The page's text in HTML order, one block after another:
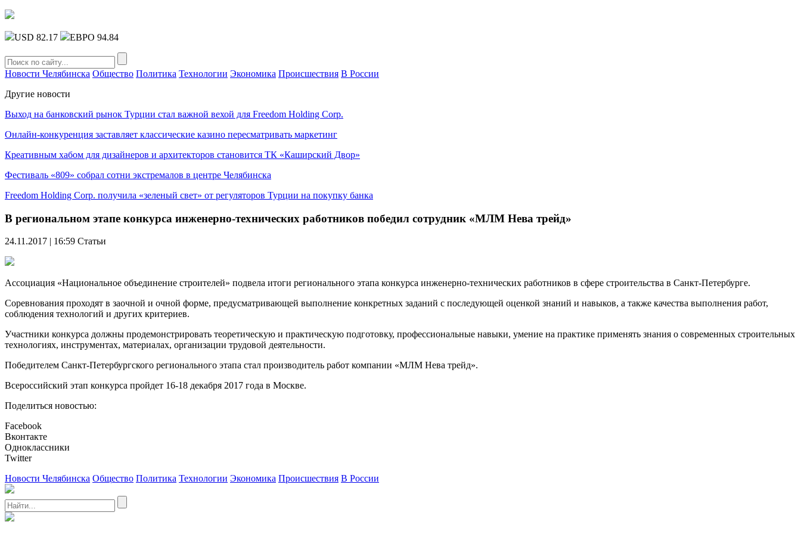
USD 82.17 ЕВРО 94.84
Новости Челябинска Общество Политика Технологии Экономика Происшествия В России
Другие новости
Выход на банковский рынок Турции стал важной вехой для Freedom Holding Corp.
Онлайн-конкуренция заставляет классические казино пересматривать маркетинг
Креативным хабом для дизайнеров и архитекторов становится ТК «Каширский Двор»
Фестиваль «809» собрал сотни экстремалов в центре Челябинска
Freedom Holding Corp. получила «зеленый свет» от регуляторов Турции на покупку банка
В региональном этапе конкурса инженерно-технических работников победил сотрудник «МЛМ Нева трейд»
24.11.2017 | 16:59 Статьи
Ассоциация «Национальное объединение строителей» подвела итоги регионального этапа конкурса инженерно-технических работников в сфере строительства в Санкт-Петербурге.
Соревнования проходят в заочной и очной форме, предусматривающей выполнение конкретных заданий с последующей оценкой знаний и навыков, а также качества выполнения работ,
соблюдения технологий и других критериев.
Участники конкурса должны продемонстрировать теоретическую и практическую подготовку, профессиональные навыки, умение на практике применять знания о современных строительных
технологиях, инструментах, материалах, организации трудовой деятельности.
Победителем Санкт-Петербургского регионального этапа стал производитель работ компании «МЛМ Нева трейд».
Всероссийский этап конкурса пройдет 16-18 декабря 2017 года в Москве.
Поделиться новостью:
Facebook
Вконтакте
Одноклассники
Twitter
Новости Челябинска Общество Политика Технологии Экономика Происшествия В России